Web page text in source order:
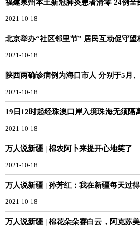
福建泉州本土新冠肺炎患者清零 24例全
2021-10-18
北京举办“社区邻里节” 居民互动促守望
2021-10-18
陕西两确诊病例为海口市人 分别于5月
2021-10-18
19日12时起经珠澳口岸入境珠海无须隔
2021-10-18
万人说新疆 | 棉农阿卜来提开心地笑了
2021-10-18
万人说新疆 | 孙芳红：我在新疆每天过
2021-10-18
万人说新疆 | 棉花朵朵赛白云，阿克苏美